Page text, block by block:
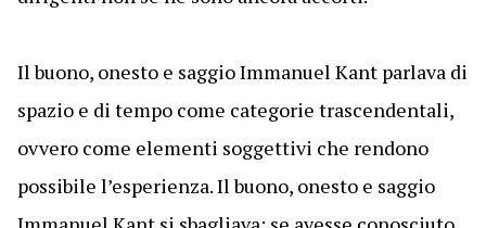
Il buono, onesto e saggio Immanuel Kant parlava di
spazio e di tempo come categorie trascendentali,
ovvero come elementi soggettivi che rendono
possibile l’esperienza. Il buono, onesto e saggio